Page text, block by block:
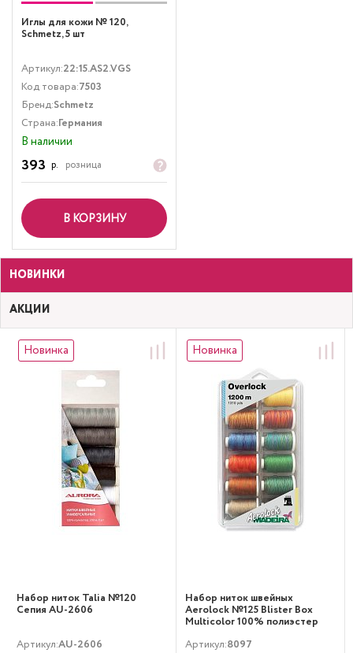
Иглы для кожи № 120,
Schmetz, 5 шт
Артикул:22:15.AS2.VGS
Код товара:7503
Бренд:Schmetz
Страна:Германия
В наличии
393 р. розница
В КОРЗИНУ
НОВИНКИ
АКЦИИ
Новинка
Набор ниток Talia №120
Сепия AU-2606
Артикул:AU-2606
Новинка
Набор ниток швейных
Aerolock №125 Blister Box
Multicolor 100% полиэстер
Артикул:8097